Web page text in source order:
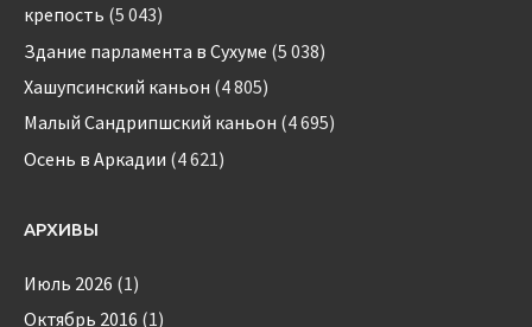
крепость (5 043)
Здание парламента в Сухуме (5 038)
Хашупсинский каньон (4 805)
Малый Сандрипшский каньон (4 695)
Осень в Аркадии (4 621)
АРХИВЫ
Июль 2026 (1)
Октябрь 2016 (1)